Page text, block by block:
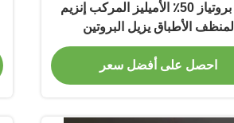
50٪ بروتياز 50٪ الأميليز المركب إنزيم
لمنظف الأطباق يزيل البروتين
احصل على أفضل سعر